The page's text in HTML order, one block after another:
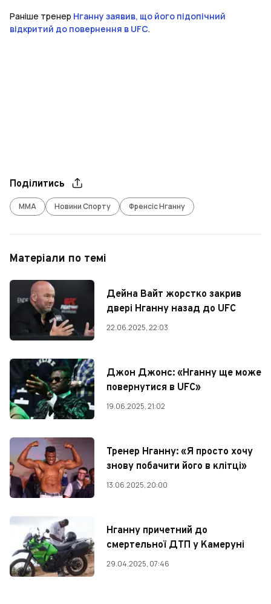
Раніше тренер Нганну заявив, що його підопічний
відкритий до повернення в UFC.
Поділитись
ММА Новини Спорту Френсіс Нганну
Матеріали по темі
Дейна Вайт жорстко закрив
двері Нганну назад до UFC
22.06.2025, 22:03
Джон Джонс: «Нганну ще може
повернутися в UFC»
19.06.2025, 21:02
Тренер Нганну: «Я просто хочу
знову побачити його в клітці»
13.06.2025, 20:00
Нганну причетний до
смертельної ДТП у Камеруні
29.04.2025, 07:46